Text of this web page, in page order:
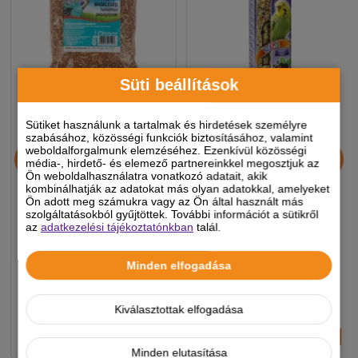
Süti beállítások
Sütiket használunk a tartalmak és hirdetések személyre
szabásához, közösségi funkciók biztosításához, valamint
weboldalforgalmunk elemzéséhez. Ezenkívül közösségi
média-, hirdető- és elemező partnereinkkel megosztjuk az
Ön weboldalhasználatra vonatkozó adatait, akik
kombinálhatják az adatokat más olyan adatokkal, amelyeket
Ön adott meg számukra vagy az Ön által használt más
szolgáltatásokból gyűjtöttek. További információt a sütikről
azadatkezelési tájékoztatónkban talál.
Minden elfogadása
Kiválasztottak elfogadása
Minden elutasítása
Dolly Mageleség Hullámos
400g
450 Ft
Készleten, várható szállítás 1-3
+ KOSÁRBA
Nestor Dupla Rúd
Hullámos papagájnak
Erdei Gyümölcs 85g
790 Ft
Készleten, várható szállítás 1-3
- + KOSÁRBA